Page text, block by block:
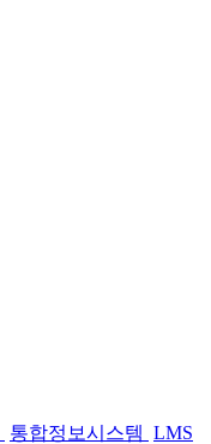
통합정보시스템 LMS